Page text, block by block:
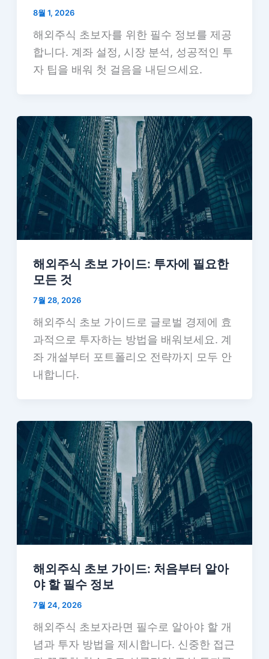
8월 1, 2026
해외주식 초보자를 위한 필수 정보를 제공
합니다. 계좌 설정, 시장 분석, 성공적인 투
자 팁을 배워 첫 걸음을 내딛으세요.
해외주식 초보 가이드: 투자에 필요한
모든 것
7월 28, 2026
해외주식 초보 가이드로 글로벌 경제에 효
과적으로 투자하는 방법을 배워보세요. 계
좌 개설부터 포트폴리오 전략까지 모두 안
내합니다.
해외주식 초보 가이드: 처음부터 알아
야 할 필수 정보
7월 24, 2026
해외주식 초보자라면 필수로 알아야 할 개
념과 투자 방법을 제시합니다. 신중한 접근